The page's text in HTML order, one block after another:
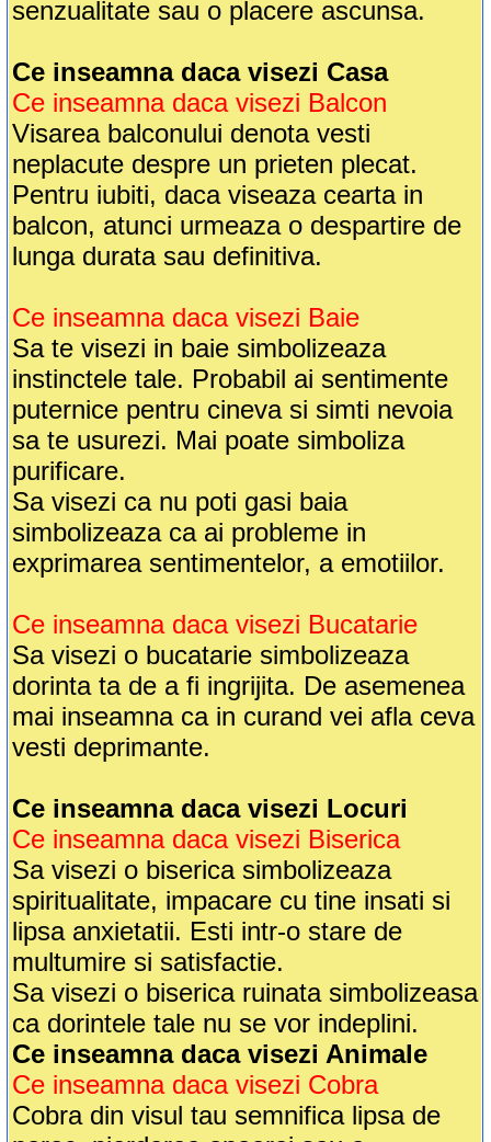
senzualitate sau o placere ascunsa.
Ce inseamna daca visezi Casa
Ce inseamna daca visezi Balcon
Visarea balconului denota vesti
neplacute despre un prieten plecat.
Pentru iubiti, daca viseaza cearta in
balcon, atunci urmeaza o despartire de
lunga durata sau definitiva.
Ce inseamna daca visezi Baie
Sa te visezi in baie simbolizeaza
instinctele tale. Probabil ai sentimente
puternice pentru cineva si simti nevoia
sa te usurezi. Mai poate simboliza
purificare.
Sa visezi ca nu poti gasi baia
simbolizeaza ca ai probleme in
exprimarea sentimentelor, a emotiilor.
Ce inseamna daca visezi Bucatarie
Sa visezi o bucatarie simbolizeaza
dorinta ta de a fi ingrijita. De asemenea
mai inseamna ca in curand vei afla ceva
vesti deprimante.
Ce inseamna daca visezi Locuri
Ce inseamna daca visezi Biserica
Sa visezi o biserica simbolizeaza
spiritualitate, impacare cu tine insati si
lipsa anxietatii. Esti intr-o stare de
multumire si satisfactie.
Sa visezi o biserica ruinata simbolizeasa
ca dorintele tale nu se vor indeplini.
Ce inseamna daca visezi Animale
Ce inseamna daca visezi Cobra
Cobra din visul tau semnifica lipsa de